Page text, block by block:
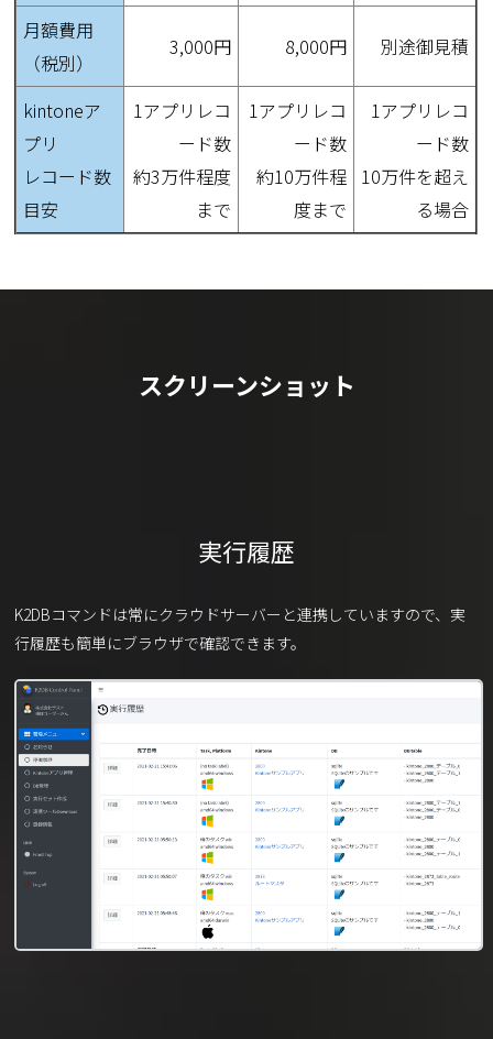
月額費用
（税別）
3,000円 8,000円 別途御見積
kintoneア
プリ
レコード数
目安
1アプリレコ
ード数
約3万件程度
まで
1アプリレコ
ード数
約10万件程
度まで
1アプリレコ
ード数
10万件を超え
る場合
スクリーンショット
実行履歴
K2DBコマンドは常にクラウドサーバーと連携していますので、実
行履歴も簡単にブラウザで確認できます。